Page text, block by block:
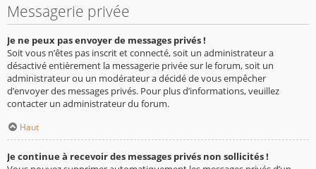
Messagerie privée
Je ne peux pas envoyer de messages privés !
Soit vous n’êtes pas inscrit et connecté, soit un administrateur a
désactivé entièrement la messagerie privée sur le forum, soit un
administrateur ou un modérateur a décidé de vous empêcher
d’envoyer des messages privés. Pour plus d’informations, veuillez
contacter un administrateur du forum.
Haut
Je continue à recevoir des messages privés non sollicités !